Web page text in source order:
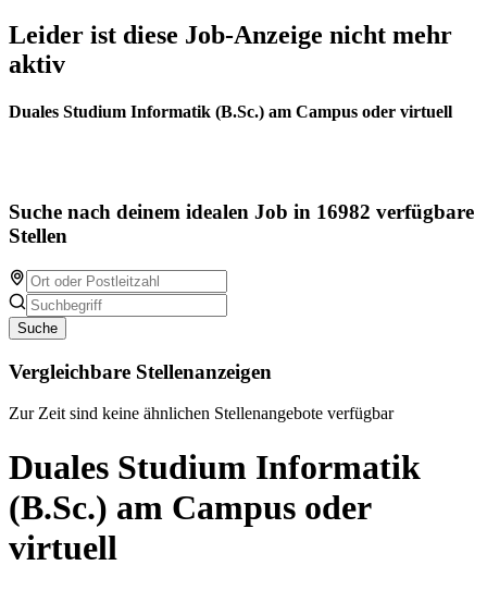
Leider ist diese Job-Anzeige nicht mehr
aktiv
Duales Studium Informatik (B.Sc.) am Campus oder virtuell
Suche nach deinem idealen Job in 16982 verfügbare
Stellen
Suche
Vergleichbare Stellenanzeigen
Zur Zeit sind keine ähnlichen Stellenangebote verfügbar
Duales Studium Informatik
(B.Sc.) am Campus oder
virtuell